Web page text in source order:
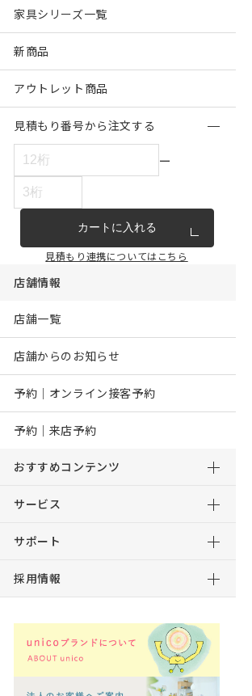
家具シリーズ一覧
新商品
アウトレット商品
見積もり番号から注文する
ー
カートに入れる
見積もり連携についてはこちら
店舗情報
店舗一覧
店舗からのお知らせ
予約｜オンライン接客予約
予約｜来店予約
おすすめコンテンツ
サービス
サポート
採用情報
チェア・ベンチ
スツール
テーブル ダイニング
リビング収納 テレビボード
ミラー ペット対応 こたつ
オーダー
既製カーテン
ブランケット
スロー
マット ルームシューズ
ファッション雑貨